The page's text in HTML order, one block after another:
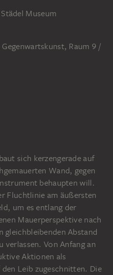
Museum
Raum 9 /
sich kerzengerade auf
Wand, gegen
behaupten will.
Fluchtlinie am äußersten
um es entlang der
Mauerperspektive nach
gleichbleibenden Abstand
verlassen. Von Anfang an
Aktionen als
Leib zugeschnitten. Die